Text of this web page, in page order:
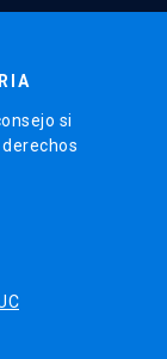
si